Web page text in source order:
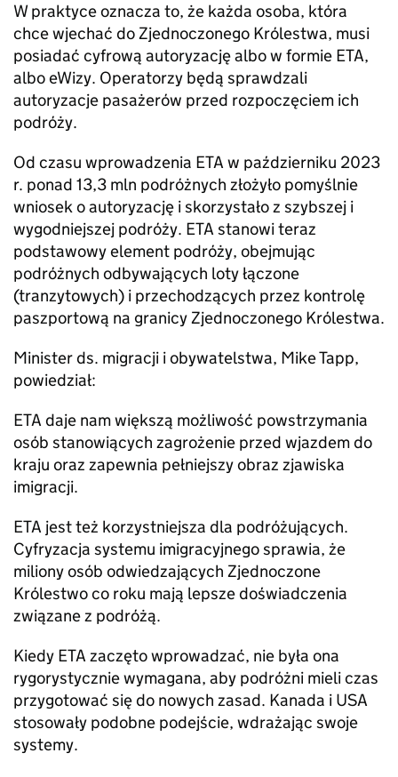
W praktyce oznacza to, że każda osoba, która
chce wjechać do Zjednoczonego Królestwa, musi
posiadać cyfrową autoryzację albo w formie ETA,
albo eWizy. Operatorzy będą sprawdzali
autoryzacje pasażerów przed rozpoczęciem ich
podróży.
Od czasu wprowadzenia ETA w październiku 2023
r. ponad 13,3 mln podróżnych złożyło pomyślnie
wniosek o autoryzację i skorzystało z szybszej i
wygodniejszej podróży. ETA stanowi teraz
podstawowy element podróży, obejmując
podróżnych odbywających loty łączone
(tranzytowych) i przechodzących przez kontrolę
paszportową na granicy Zjednoczonego Królestwa.
Minister ds. migracji i obywatelstwa, Mike Tapp,
powiedział:
ETA daje nam większą możliwość powstrzymania
osób stanowiących zagrożenie przed wjazdem do
kraju oraz zapewnia pełniejszy obraz zjawiska
imigracji.
ETA jest też korzystniejsza dla podróżujących.
Cyfryzacja systemu imigracyjnego sprawia, że
miliony osób odwiedzających Zjednoczone
Królestwo co roku mają lepsze doświadczenia
związane z podróżą.
Kiedy ETA zaczęto wprowadzać, nie była ona
rygorystycznie wymagana, aby podróżni mieli czas
przygotować się do nowych zasad. Kanada i USA
stosowały podobne podejście, wdrażając swoje
systemy.